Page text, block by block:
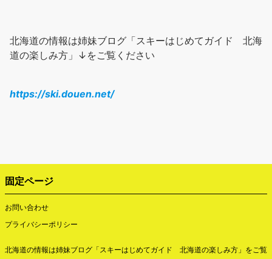
北海道の情報は姉妹ブログ「スキーはじめてガイド 北海
道の楽しみ方」↓をご覧ください
https://ski.douen.net/
固定ページ
お問い合わせ
プライバシーポリシー
北海道の情報は姉妹ブログ「 スキーはじめてガイド 北海道の楽しみ方 」をご覧